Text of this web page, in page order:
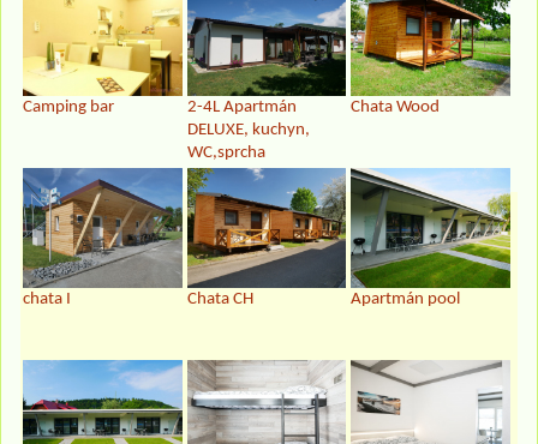
Camping bar
2-4L Apartmán
DELUXE, kuchyn,
WC,sprcha
Chata Wood
chata I Chata CH Apartmán pool